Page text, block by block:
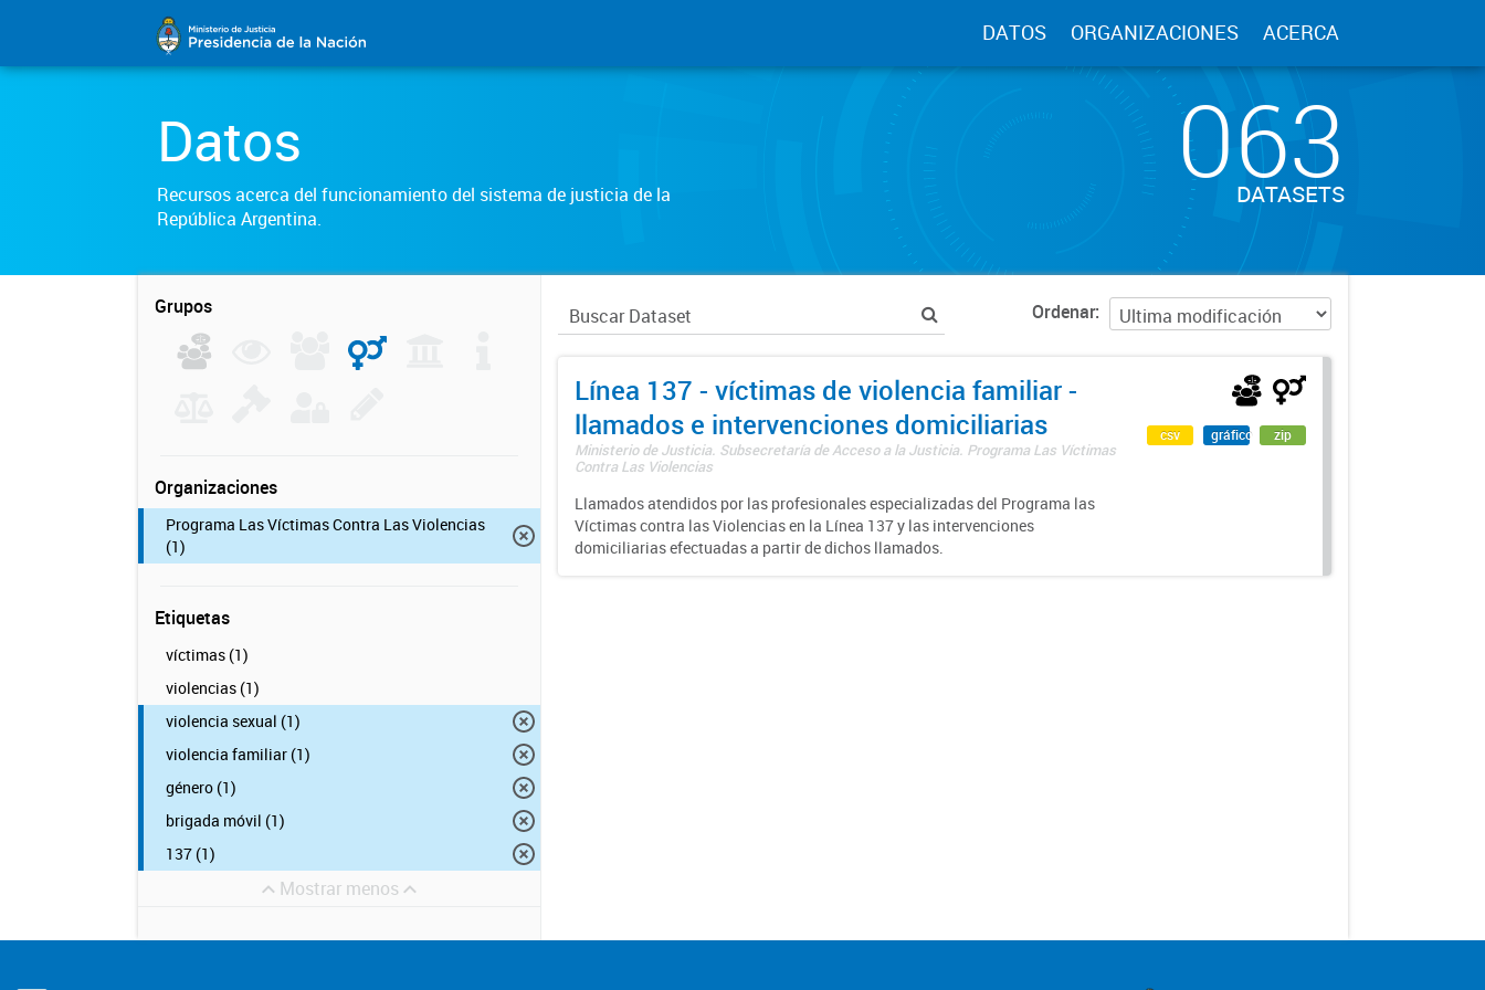
DATOS ORGANIZACIONES ACERCA
Datos
Recursos acerca del funcionamiento del sistema de justicia de la
República Argentina.
063
DATASETS
Grupos
Organizaciones
Programa Las Víctimas Contra Las Violencias
(1)
Etiquetas
víctimas (1)
violencias (1)
violencia sexual (1)
violencia familiar (1)
género (1)
brigada móvil (1)
137 (1)
Mostrar menos
Ordenar
Línea 137 - víctimas de violencia familiar -
llamados e intervenciones domiciliarias
Ministerio de Justicia. Subsecretaría de Acceso a la Justicia. Programa Las Víctimas
Contra Las Violencias
Llamados atendidos por las profesionales especializadas del Programa las
Víctimas contra las Violencias en la Línea 137 y las intervenciones
domiciliarias efectuadas a partir de dichos llamados.
csv gráfico zip